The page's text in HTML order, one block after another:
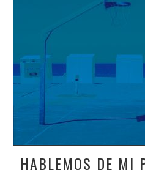
HABLEMOS DE MI